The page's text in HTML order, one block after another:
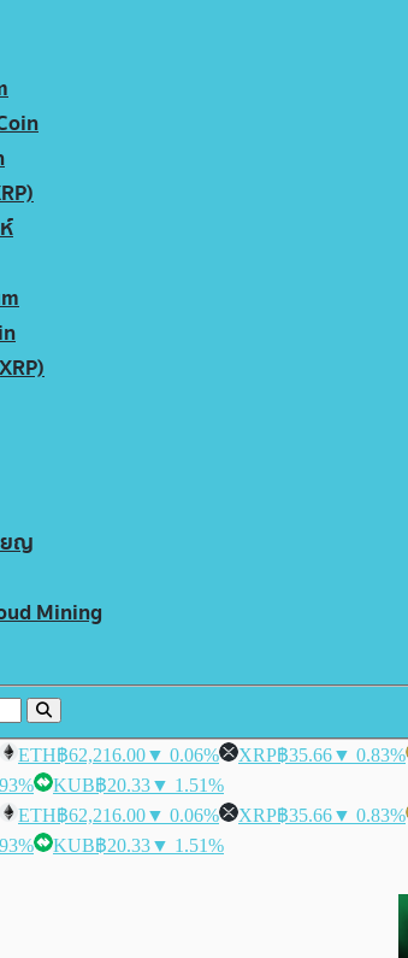
ยญ
Mining
ETH฿62,216.00▼ 0.06% XRP฿35.66▼ 0.83%
KUB฿20.33▼ 1.51%
ETH฿62,216.00▼ 0.06% XRP฿35.66▼ 0.83%
KUB฿20.33▼ 1.51%